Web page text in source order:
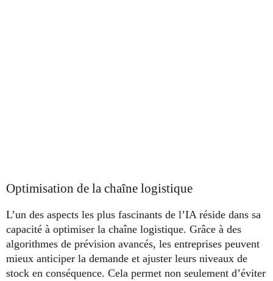
Optimisation de la chaîne logistique
L’un des aspects les plus fascinants de l’IA réside dans sa
capacité à optimiser la chaîne logistique. Grâce à des
algorithmes de prévision avancés, les entreprises peuvent
mieux anticiper la demande et ajuster leurs niveaux de
stock en conséquence. Cela permet non seulement d’éviter